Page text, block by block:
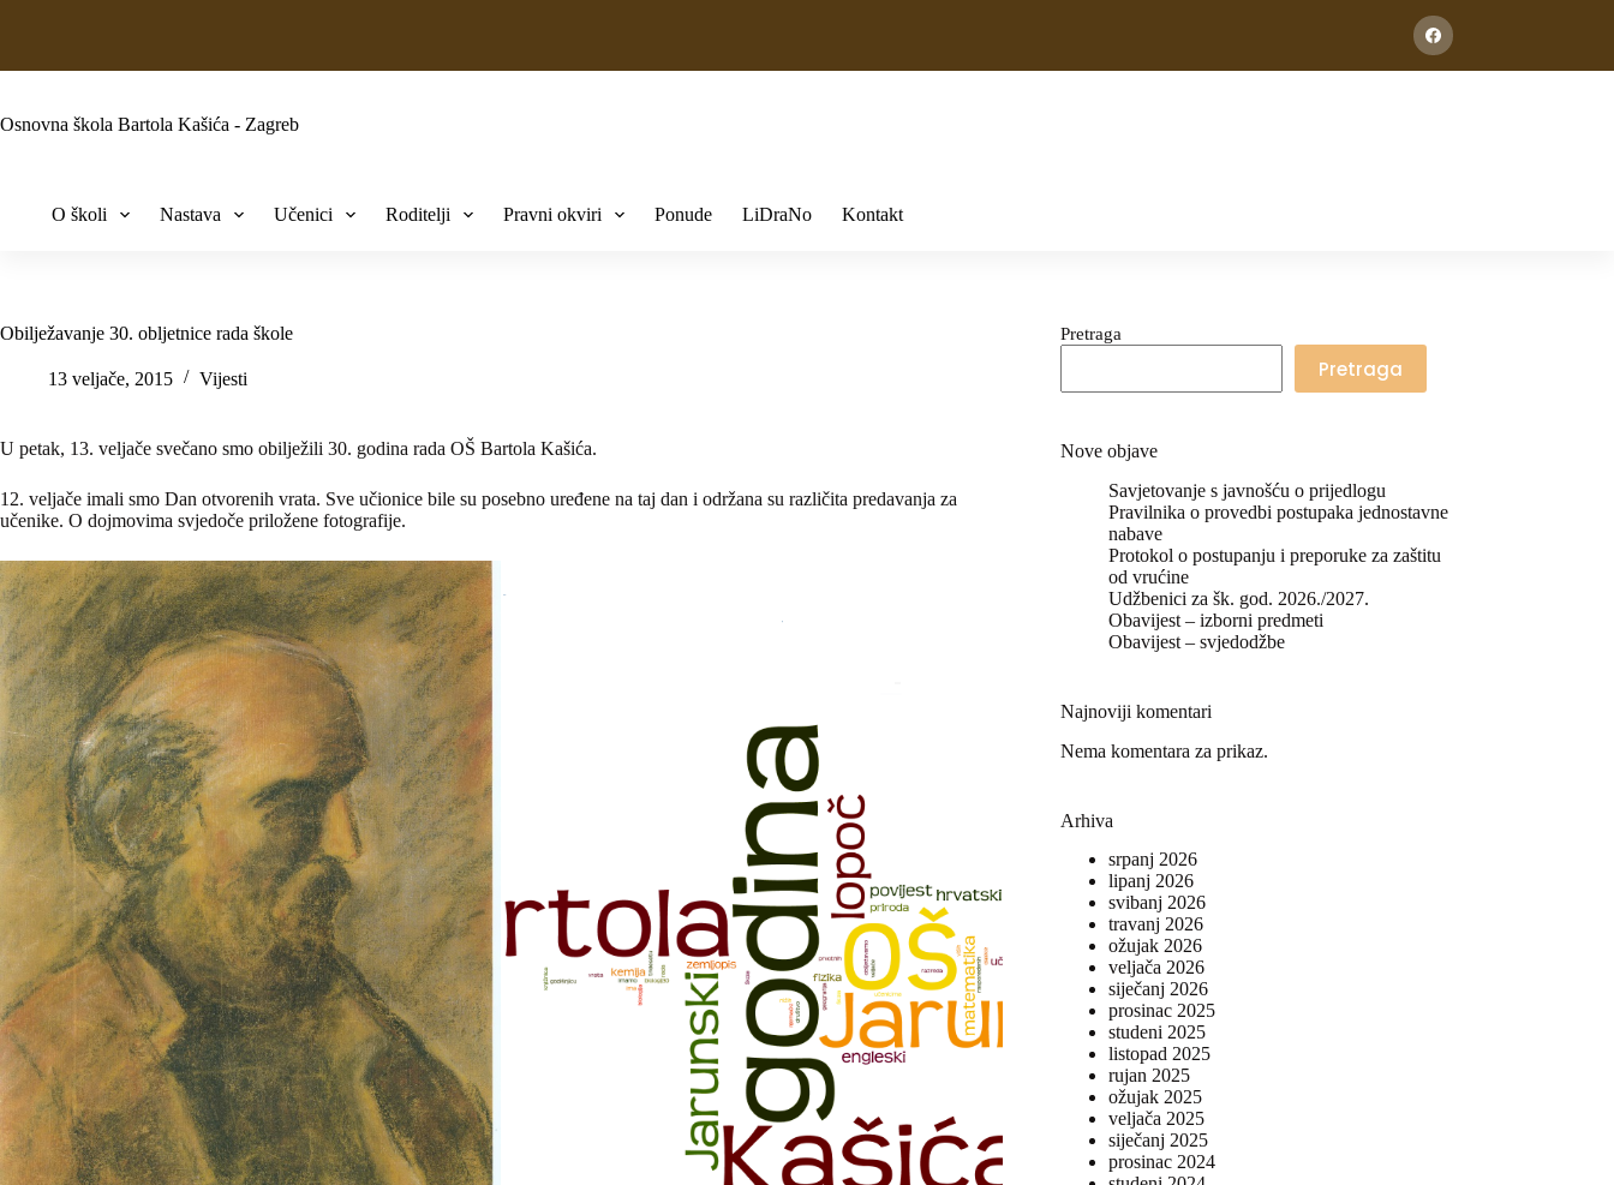
Osnovna škola Bartola Kašića - Zagreb
O školi Nastava Učenici Roditelji Pravni okviri Ponude LiDraNo Kontakt
Obilježavanje 30. obljetnice rada škole
13 veljače, 2015 Vijesti
U petak, 13. veljače svečano smo obilježili 30. godina rada OŠ Bartola Kašića.
12. veljače imali smo Dan otvorenih vrata. Sve učionice bile su posebno uređene na taj dan i održana su različita predavanja za
učenike. O dojmovima svjedoče priložene fotografije.
Pretraga
Pretraga
Nove objave
Savjetovanje s javnošću o prijedlogu
Pravilnika o provedbi postupaka jednostavne
nabave
Protokol o postupanju i preporuke za zaštitu
od vrućine
Udžbenici za šk. god. 2026./2027.
Obavijest – izborni predmeti
Obavijest – svjedodžbe
Najnoviji komentari
Nema komentara za prikaz.
Arhiva
srpanj 2026
lipanj 2026
svibanj 2026
travanj 2026
ožujak 2026
veljača 2026
siječanj 2026
prosinac 2025
studeni 2025
listopad 2025
rujan 2025
ožujak 2025
veljača 2025
siječanj 2025
prosinac 2024